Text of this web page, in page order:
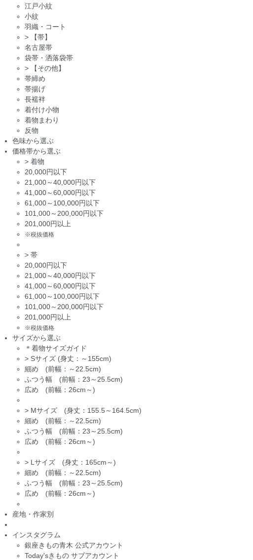
江戸小紋
小紋
羽織・コート
>
【帯】
名古屋帯
袋帯・洒落袋帯
>
【その他】
帯締め
帯揚げ
長襦袢
着付け小物
着物まわり
反物
色味から選ぶ
価格帯から選ぶ
> 着物
20,000円以下
21,000～40,000円以下
41,000～60,000円以下
61,000～100,000円以下
101,000～200,000円以下
201,000円以上
※税抜価格
> 帯
20,000円以下
21,000～40,000円以下
41,000～60,000円以下
61,000～100,000円以下
101,000～200,000円以下
201,000円以上
※税抜価格
サイズから選ぶ
＊着物サイズガイド
> Sサイズ (身丈：～155cm)
細め (前幅：～22.5cm)
ふつう幅 (前幅：23～25.5cm)
広め (前幅：26cm～)
> Mサイズ (身丈：155.5～164.5cm)
細め (前幅：～22.5cm)
ふつう幅 (前幅：23～25.5cm)
広め (前幅：26cm～)
> Lサイズ (身丈：165cm～)
細め (前幅：～22.5cm)
ふつう幅 (前幅：23～25.5cm)
広め (前幅：26cm～)
産地・作家別
インスタグラム
銀座きもの青木 公式アカウント
Today'sきもの サブアカウント